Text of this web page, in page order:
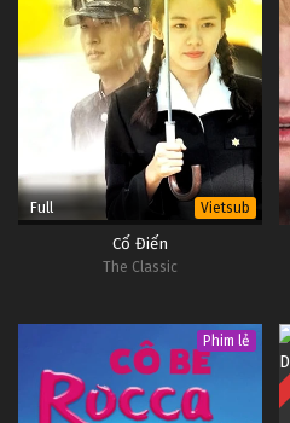
Full Vietsub
Cổ Điển
The Classic
Phim lẻ